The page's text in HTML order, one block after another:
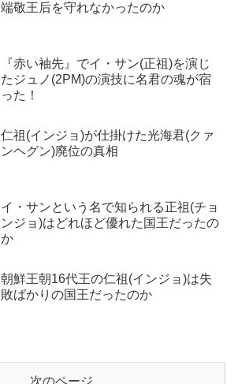
端敬王后を守れなかったのか
『赤い袖先』でイ・サン(正祖)を演じ
たジュノ(2PM)の演技に名君の魂が宿
った！
仁祖(インジョ)が仕掛けた光海君(クァ
ンヘグン)廃位の真相
イ・サンという名で知られる正祖(チョ
ンジョ)はどれほど優れた国王だったの
か
朝鮮王朝16代王の仁祖(インジョ)は失
敗ばかりの国王だったのか
次のページ